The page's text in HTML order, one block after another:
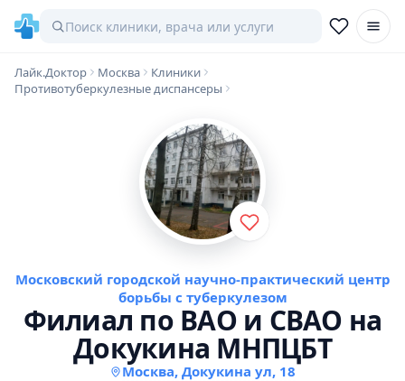
Лайк.Доктор Москва
Клиники
Противотуберкулезные диспансеры
Московский городской научно-практический центр
борьбы с туберкулезом
Филиал по ВАО и СВАО на
Докукина МНПЦБТ
Москва, Докукина ул, 18